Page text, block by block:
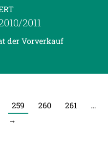
2011
der Vorverkauf
259 260 261
…
→